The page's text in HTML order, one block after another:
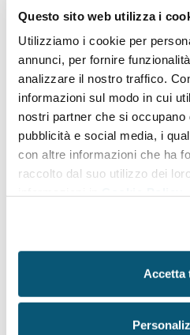
Questo sito web utilizza i
Utilizziamo i cookie per
annunci, per fornire
analizzare il nostro traffico.
informazioni sul modo in cui
nostri partner che si occupano
pubblicità e social media, i
con altre informazioni che ha
raccolto dal suo utilizzo dei
Accetta
Scegliere assistenza
proprio impianto
EmmetreClima ServiceèCentro
autorizzatoper marchi di
Bluebox eSwegon, Clint,Emicon
Climaveneta. La nostra
sistemi di altri rinomati
servizio